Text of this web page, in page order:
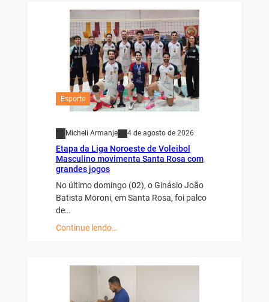
Esporte
Micheli Armanje 4 de agosto de 2026
Etapa da Liga Noroeste de Voleibol
Masculino movimenta Santa Rosa com
grandes jogos
No último domingo (02), o Ginásio João
Batista Moroni, em Santa Rosa, foi palco
de…
Continue lendo…